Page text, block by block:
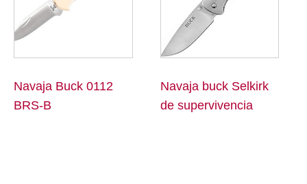
Navaja Buck 0112
BRS-B
Navaja buck Selkirk
de supervivencia